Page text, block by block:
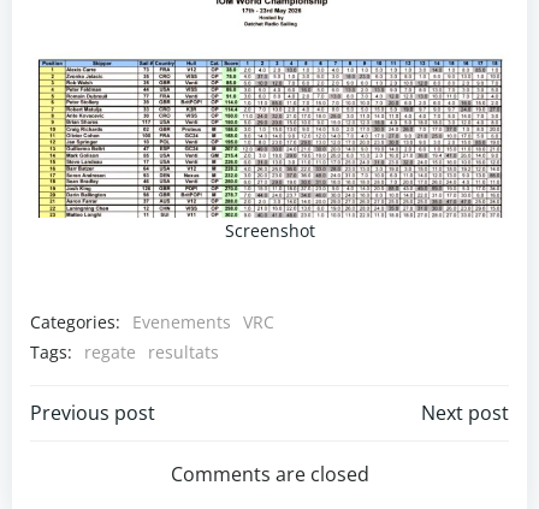
Screenshot
Categories: Evenements VRC
Tags:
regate resultats
Post
navigation
Previous post
navigation
Next post
Comments are closed